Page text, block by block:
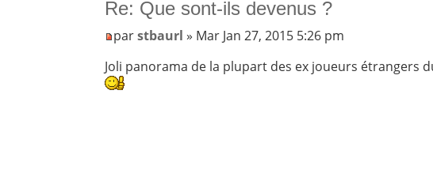
Re: Que sont-ils devenus ?
parstbaurl » Mar Jan 27, 2015 5:26 pm
Joli panorama de la plupart des ex joueurs étrangers